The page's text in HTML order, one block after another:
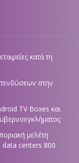
κατά τη
στην
TV Boxes και
μελέτη
data centers 800